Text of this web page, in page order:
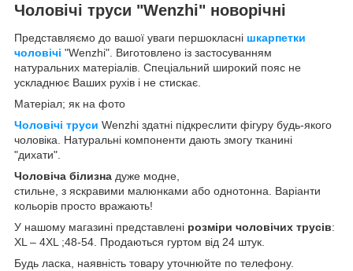
Чоловічі труси "Wenzhi" новорічні
Представляємо до вашої уваги першокласні шкарпетки
чоловічі "Wenzhi". Виготовлено із застосуванням
натуральних матеріалів. Спеціальний широкий пояс не
ускладнює Ваших рухів і не стискає.
Матеріал; як на фото
Чоловічі труси Wenzhi здатні підкреслити фігуру будь-якого
чоловіка. Натуральні компоненти дають змогу тканині
"дихати".
Чоловіча білизна дуже модне,
стильне, з яскравими малюнками або однотонна. Варіанти
кольорів просто вражають!
У нашому магазині представлені розміри чоловічих трусів:
XL – 4XL ;48-54. Продаються гуртом від 24 штук.
Будь ласка, наявність товару уточнюйте по телефону.